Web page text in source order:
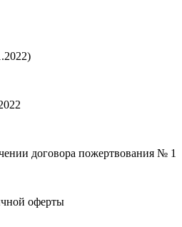
договора пожертвования № 1
оферты